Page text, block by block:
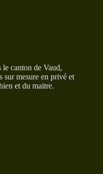
canton de Vaud,
sur mesure en privé et
et du maitre.